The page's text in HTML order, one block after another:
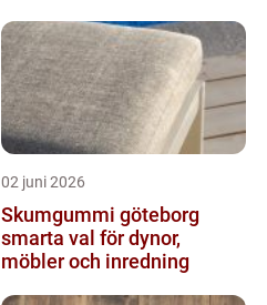
02 juni 2026
Skumgummi göteborg
smarta val för dynor,
möbler och inredning